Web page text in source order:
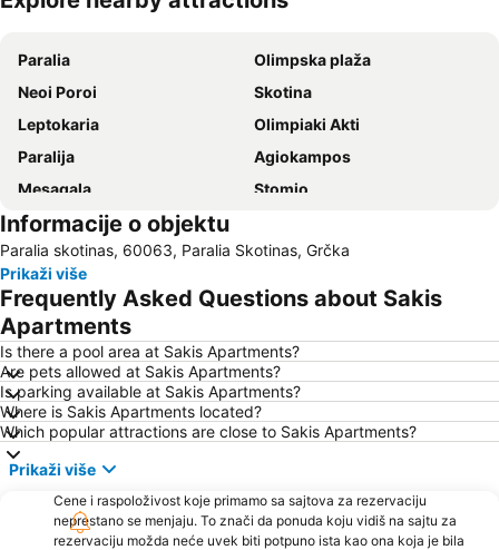
Paralia
Olimpska plaža
Neoi Poroi
Skotina
Leptokaria
Olimpiaki Akti
Paralija
Agiokampos
Mesagala
Stomio
Limani Paralia Katerini
Koutsoupia
Kallithea
Paratiritirio Neas Agathoupolis
Olympos
Velika
The port of Platamona
Elatochori Ski Center
Ηistoric Centre of Larisa
Informacije o objektu
Paralia skotinas, 60063, Paralia Skotinas, Grčka
Prikaži više
Frequently Asked Questions about Sakis
Apartments
Is there a pool area at Sakis Apartments?
Are pets allowed at Sakis Apartments?
Is parking available at Sakis Apartments?
Where is Sakis Apartments located?
Which popular attractions are close to Sakis Apartments?
Prikaži više
Cene i raspoloživost koje primamo sa sajtova za rezervaciju
neprestano se menjaju. To znači da ponuda koju vidiš na sajtu za
rezervaciju možda neće uvek biti potpuno ista kao ona koja je bila